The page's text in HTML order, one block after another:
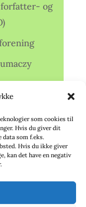
som cookies til
Hvis du giver dit
som f.eks.
Hvis du ikke giver
kan det have en negativ
og
(Ö.)
(ÖC)
(VdÜ)